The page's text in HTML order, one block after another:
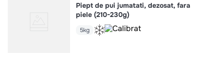
Piept de pui jumatati, dezosat, fara
piele (210-230g)
5kg